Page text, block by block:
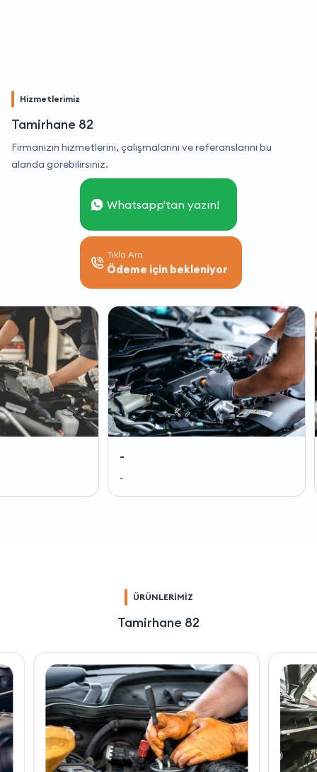
Hizmetlerimiz
Tamirhane 82
Firmanızın hizmetlerini, çalışmalarını ve referanslarını bu
alanda görebilirsiniz.
Whatsapp'tan yazın!
Tıkla Ara
Ödeme için bekleniyor
ÜRÜNLERİMİZ
Tamirhane 82